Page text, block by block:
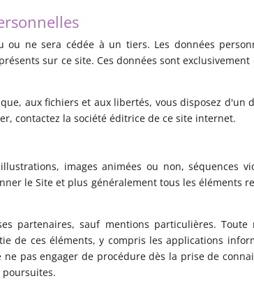
ou ne sera cédée à un tiers. Les données
sur ce site. Ces données sont
aux fichiers et aux libertés, vous disposez d'un
contactez la société éditrice de ce site internet.
images animées ou non, séquences
le Site et plus généralement tous les éléments
partenaires, sauf mentions particulières. Toute
de ces éléments, y compris les applications
pas engager de procédure dès la prise de